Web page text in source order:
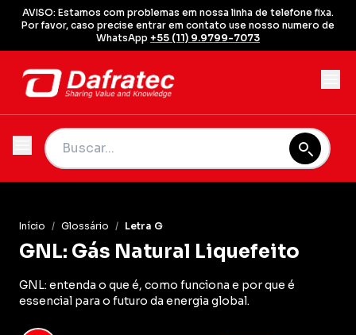
AVISO: Estamos com problemas em nossa linha de telefone fixa.
Por favor, caso precise entrar em contato use nosso numero de
WhatsApp +55 (11) 9.9799-7073
Início / Glossário / Letra G
GNL: Gás Natural Liquefeito
GNL: entenda o que é, como funciona e por que é
essencial para o futuro da energia global.